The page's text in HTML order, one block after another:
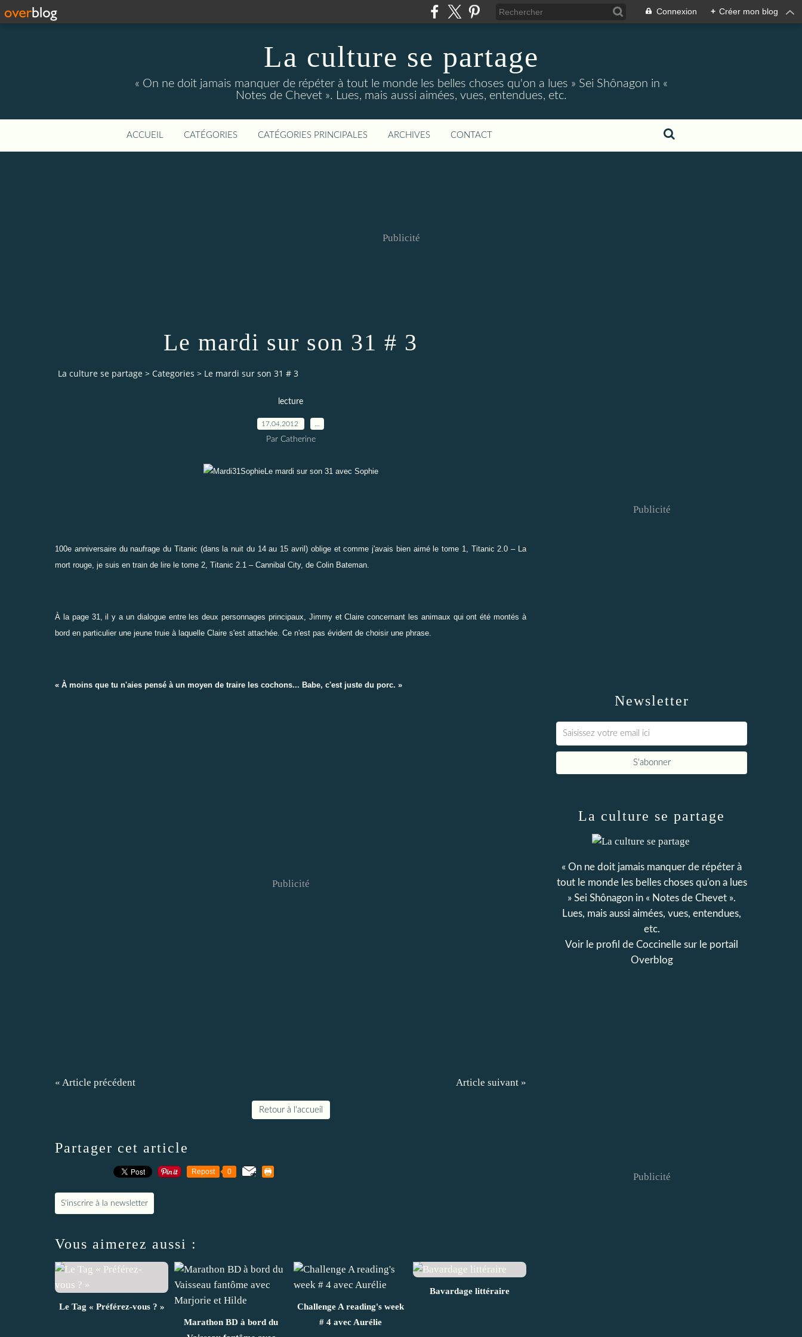
Connexion + Créer mon blog
La culture se partage
« On ne doit jamais manquer de répéter à tout le monde les belles choses qu'on a lues » Sei Shônagon in «
Notes de Chevet ». Lues, mais aussi aimées, vues, entendues, etc.
ACCUEIL CATÉGORIES CATÉGORIES PRINCIPALES ARCHIVES CONTACT
Publicité
Le mardi sur son 31 # 3
La culture se partage > Categories > Le mardi sur son 31 # 3
lecture
17.04.2012
Par Catherine
Le mardi sur son 31 avec Sophie
100e anniversaire du naufrage du Titanic (dans la nuit du 14 au 15 avril) oblige et comme j'avais bien aimé le tome 1, Titanic 2.0 – La
mort rouge , je suis en train de lire le tome 2, Titanic 2.1 – Cannibal City, de Colin Bateman
À la page 31, il y a un dialogue entre les deux personnages principaux, Jimmy et Claire concernant les animaux qui ont été montés à
bord en particulier une jeune truie à laquelle Claire s'est attachée. Ce n'est pas évident de choisir une phrase.
« À moins que tu n'aies pensé à un moyen de traire les cochons... Babe, c'est juste du porc. »
Publicité
« Article précédent Article suivant »
Retour à l'accueil
Partager cet article
Repost 0
S'inscrire à la newsletter
Vous aimerez aussi :
Le Tag « Préférez-vous ? »
Marathon BD à bord du
Challenge A reading's week
# 4 avec Aurélie
Bavardage littéraire
Newsletter
Publicité
La culture se partage
« On ne doit jamais manquer de répéter à
tout le monde les belles choses qu'on a lues
» Sei Shônagon in « Notes de Chevet ».
Lues, mais aussi aimées, vues, entendues,
etc.
Voir le profil de Coccinelle sur le portail
Overblog
Publicité